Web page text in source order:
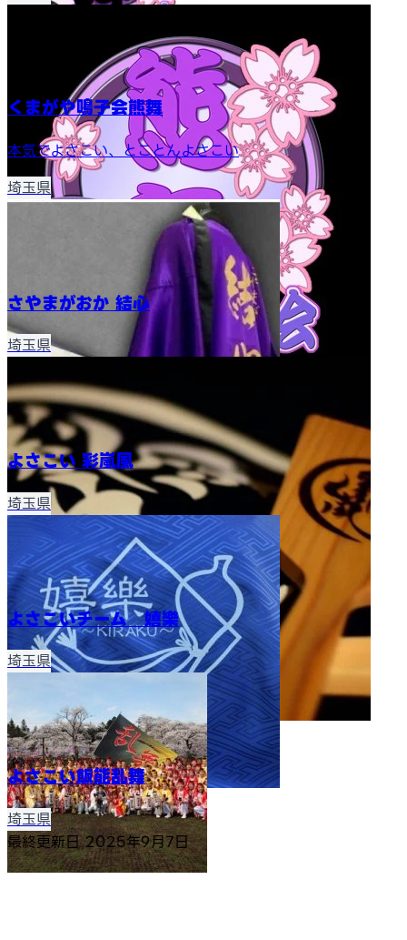
くまがや鳴子会熊舞
本気でよさこい、とことんよさこい
埼玉県
さやまがおか 結心
埼玉県
よさこい 彩嵐風
埼玉県
よさこいチーム 嬉樂
埼玉県
よさこい飯能乱舞
埼玉県
最終更新日2025年9月7日